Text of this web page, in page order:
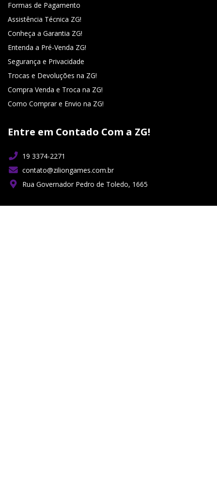
Formas de Pagamento
Assistência Técnica ZG!
Conheça a Garantia ZG!
Entenda a Pré-Venda ZG!
Segurança e Privacidade
Trocas e Devoluções na ZG!
Compra Venda e Troca na ZG!
Como Comprar e Envio na ZG!
Entre em Contado Com a ZG!
19 3374-2271
contato@ziliongames.com.br
Rua Governador Pedro de Toledo, 1665